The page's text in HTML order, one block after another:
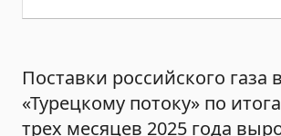
Поставки российского газа
«Турецкому потоку» по
трех месяцев 2025 года